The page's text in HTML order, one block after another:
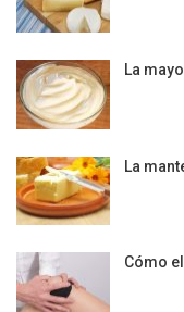
La
La
Cómo